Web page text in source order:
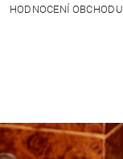
HODNOCENÍ OBCHODU